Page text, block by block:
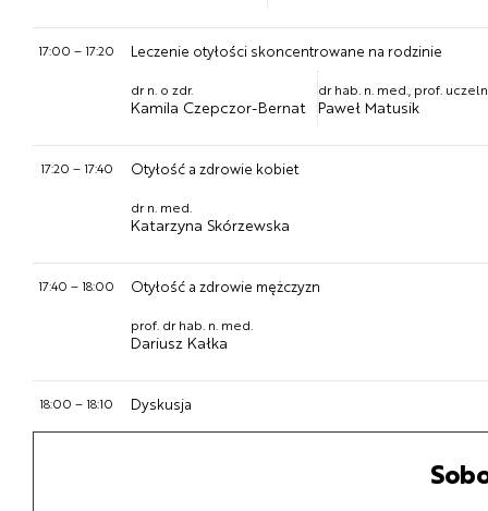
17:00 – 17:20 Leczenie otyłości skoncentrowane na rodzinie
dr n. o zdr.
Kamila Czepczor-Bernat
dr hab. n. med., prof.
Paweł Matusik
17:20 – 17:40 Otyłość a zdrowie kobiet
dr n. med.
Katarzyna Skórzewska
17:40 – 18:00 Otyłość a zdrowie mężczyzn
prof. dr hab. n. med.
Dariusz Kałka
18:00 – 18:10 Dyskusja